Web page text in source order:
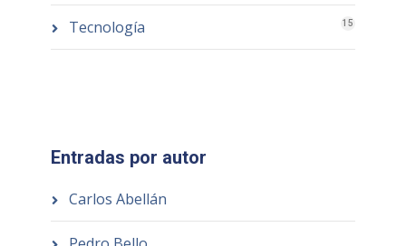
Tecnología 15
Entradas por autor
Carlos Abellán